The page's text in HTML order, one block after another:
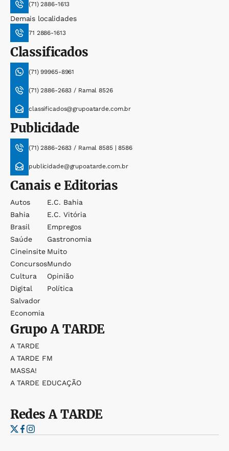
(71) 2886-1613
Demais localidades
71 2886-1613
Classificados
(71) 99965-8961
(71) 2886-2683 / Ramal 8526
classificados@grupoatarde.com.br
Publicidade
(71) 2886-2683 / Ramal 8585 | 8586
publicidade@grupoatarde.com.br
Canais e Editorias
Autos
Bahia
Brasil
Saúde
Cineinsite
Concursos
Cultura
Digital
Salvador
Economia
E.c. Bahia
E.c. Vitória
Empregos
Gastronomia
Muito
Mundo
Opinião
Política
GrupoA TARDE
A TARDE
A TARDE FM
MASSA!
A TARDE EDUCAÇÃO
RedesA TARDE